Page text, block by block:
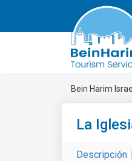
Bein Harim
La
Descripción